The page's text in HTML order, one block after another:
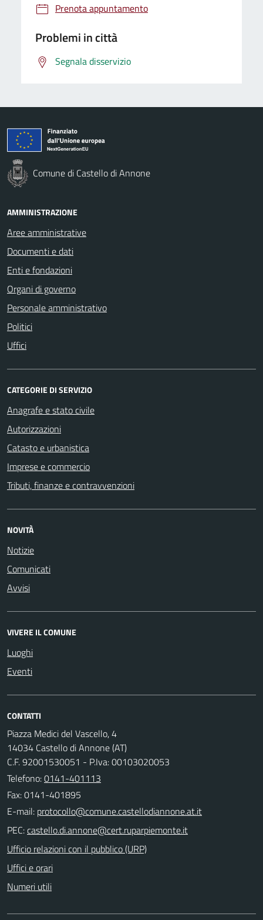
Prenota appuntamento
Problemi in città
Segnala disservizio
Comune di Castello di Annone
AMMINISTRAZIONE
Aree amministrative
Documenti e dati
Enti e fondazioni
Organi di governo
Personale amministrativo
Politici
Uffici
CATEGORIE DI SERVIZIO
Anagrafe e stato civile
Autorizzazioni
Catasto e urbanistica
Imprese e commercio
Tributi, finanze e contravvenzioni
NOVITÀ
Notizie
Comunicati
Avvisi
VIVERE IL COMUNE
Luoghi
Eventi
CONTATTI
Piazza Medici del Vascello, 4
14034 Castello di Annone (AT)
C.F. 92001530051 - P.Iva: 00103020053
Telefono:0141-401113
Fax: 0141-401895
E-mail:
PEC:
Ufficio relazioni con il pubblico (URP)
Uffici e orari
Numeri utili